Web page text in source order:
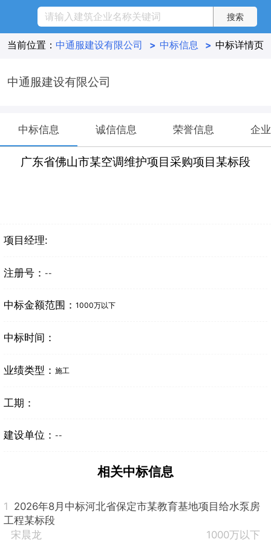
当前位置： 中通服建设有限公司 > 中标信息 > 中标详情页
中通服建设有限公司
中标信息 诚信信息 荣誉信息 企
广东省佛山市某空调维护项目采购项目某标段
项目经理:
注册号： --
中标金额范围： 1000万以下
中标时间：
业绩类型： 施工
工期：
建设单位： --
相关中标信息
1 2026年8月中标河北省保定市某教育基地项目给水泵房
工程某标段
宋晨龙
1000万以下